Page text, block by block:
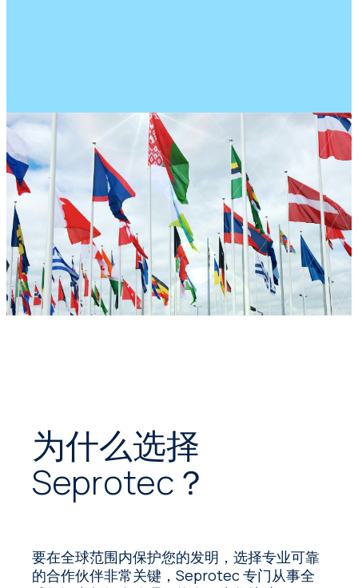
为什么选择
Seprotec？
要在全球范围内保护您的发明，选择专业可靠
的合作伙伴非常关键，Seprotec 专门从事全